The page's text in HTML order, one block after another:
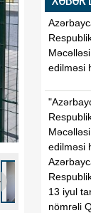
edilməsi
edilməsi
13 iyul
nömrəli